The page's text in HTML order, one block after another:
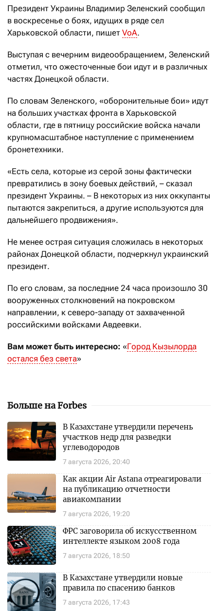
Президент Украины Владимир Зеленский сообщил
в воскресенье о боях, идущих в ряде сел
Харьковской области, пишет VoA.
Выступая с вечерним видеообращением, Зеленский
отметил, что ожесточенные бои идут и в различных
частях Донецкой области.
По словам Зеленского, «оборонительные бои» идут
на больших участках фронта в Харьковской
области, где в пятницу российские войска начали
крупномасштабное наступление с применением
бронетехники.
«Есть села, которые из серой зоны фактически
превратились в зону боевых действий, – сказал
президент Украины. – В некоторых из них оккупанты
пытаются закрепиться, а другие используются для
дальнейшего продвижения».
Не менее острая ситуация сложилась в некоторых
районах Донецкой области, подчеркнул украинский
президент.
По его словам, за последние 24 часа произошло 30
вооруженных столкновений на покровском
направлении, к северо-западу от захваченной
российскими войсками Авдеевки.
Вам может быть интересно: «Город Кызылорда
остался без света»
Больше на Forbes
7 августа 2026, 20:40
В Казахстане утвердили перечень
участков недр для разведки
углеводородов
7 августа 2026, 19:20
Как акции Air Astana отреагировали
на публикацию отчетности
авиакомпании
7 августа 2026, 18:50
ФРС заговорила об искусственном
интеллекте языком 2008 года
7 августа 2026, 17:43
В Казахстане утвердили новые
правила по спасению банков